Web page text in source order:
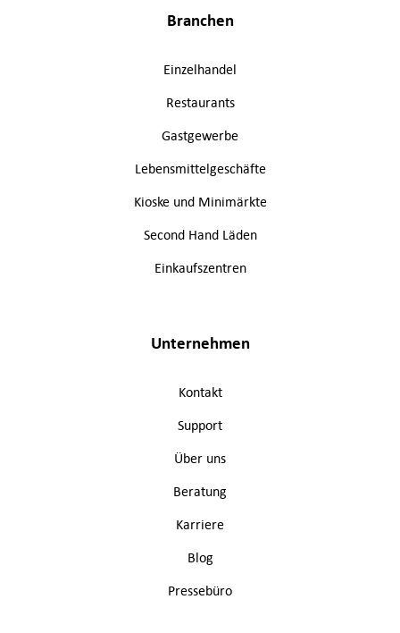
Branchen
Einzelhandel
Restaurants
Gastgewerbe
Lebensmittelgeschäfte
Kioske und Minimärkte
Second Hand Läden
Einkaufszentren
Unternehmen
Kontakt
Support
Über uns
Beratung
Karriere
Blog
Pressebüro